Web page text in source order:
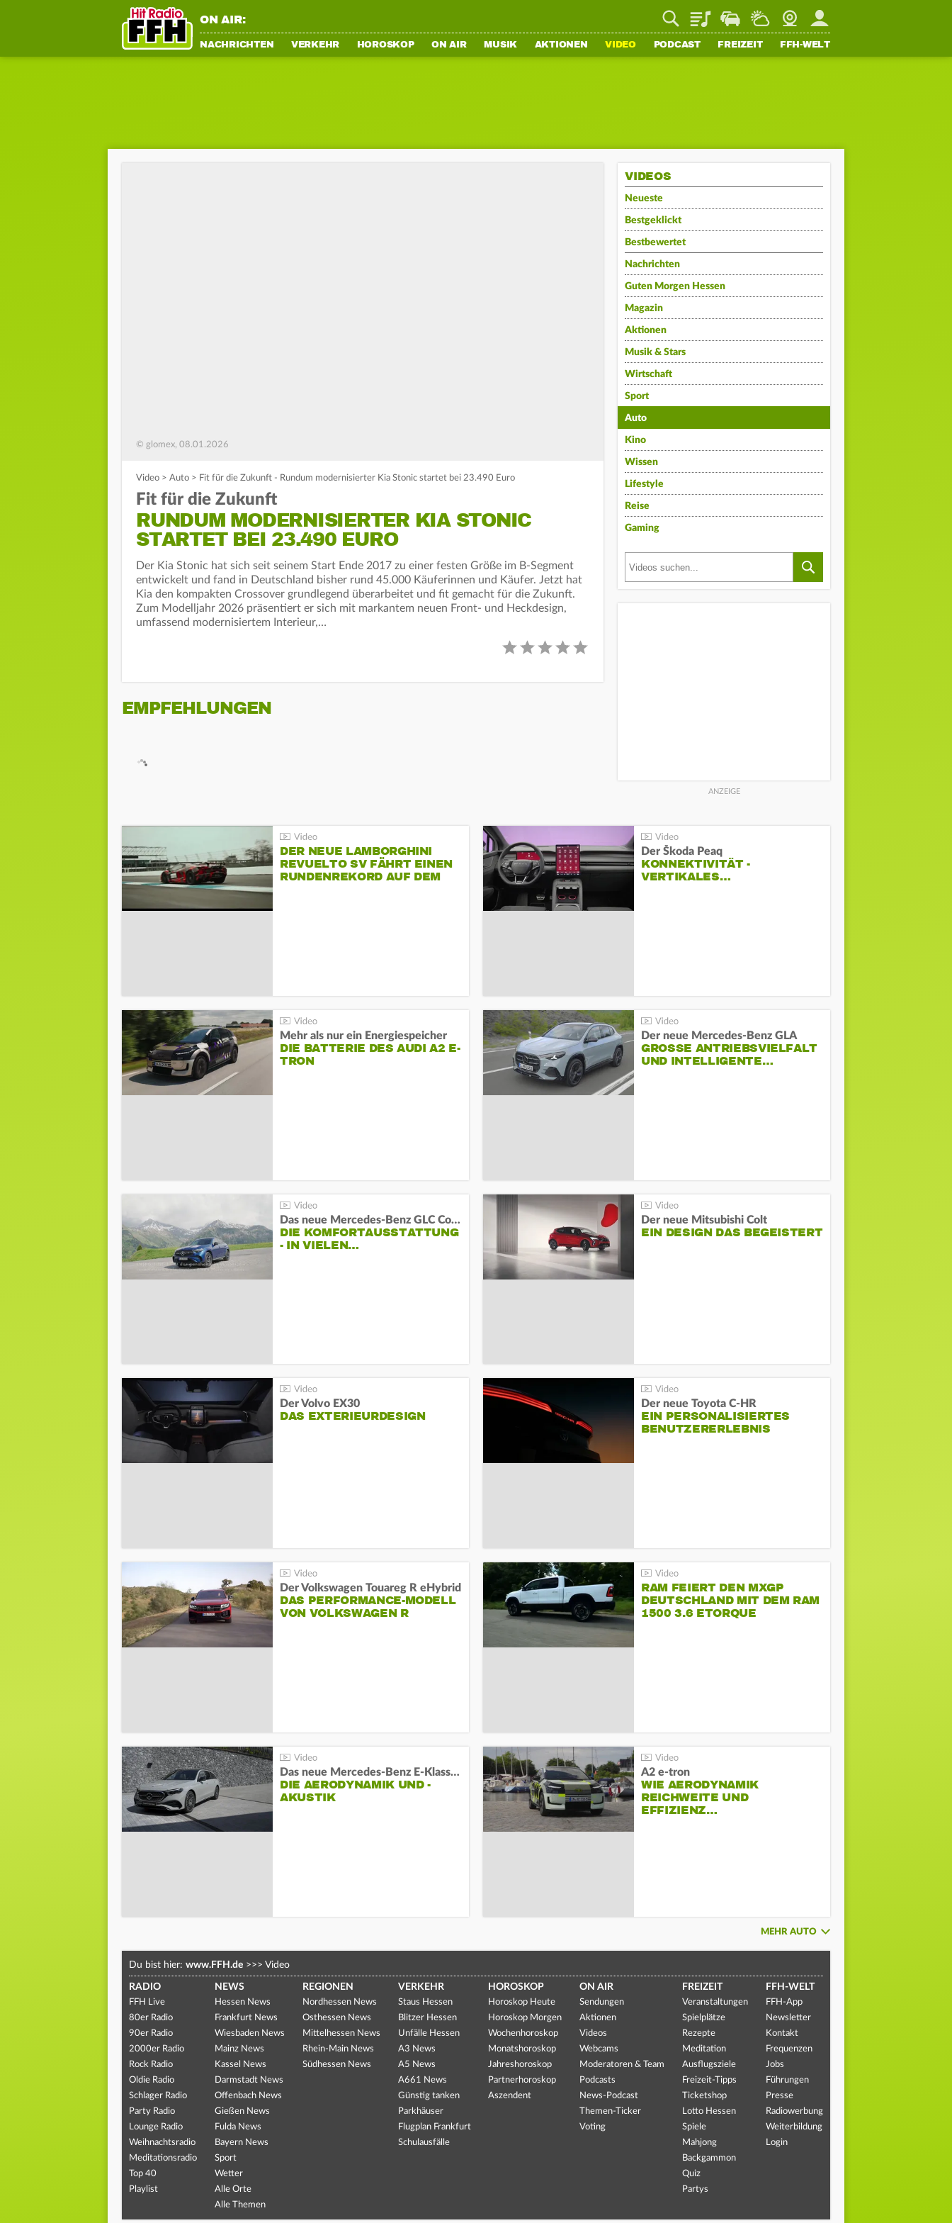
ON AIR: PlaylistStaupilotWetterWebcamMein FFH
NACHRICHTEN VERKEHR HOROSKOP ON AIR MUSIK AKTIONEN VIDEO PODCAST FREIZEIT FFH-WELT
© glomex, 08.01.2026
Video > Auto > Fit für die Zukunft - Rundum modernisierter Kia Stonic startet bei 23.490 Euro
Fit für die Zukunft
RUNDUM MODERNISIERTER KIA STONIC
STARTET BEI 23.490 EURO
Der Kia Stonic hat sich seit seinem Start Ende 2017 zu einer festen Größe im B-Segment
entwickelt und fand in Deutschland bisher rund 45.000 Käuferinnen und Käufer. Jetzt hat
Kia den kompakten Crossover grundlegend überarbeitet und fit gemacht für die Zukunft.
Zum Modelljahr 2026 präsentiert er sich mit markantem neuen Front- und Heckdesign,
umfassend modernisiertem Interieur,…
EMPFEHLUNGEN
VIDEOS
Neueste
Bestgeklickt
Bestbewertet
Nachrichten
Guten Morgen Hessen
Magazin
Aktionen
Musik & Stars
Wirtschaft
Sport
Auto
Kino
Wissen
Lifestyle
Reise
Gaming
DER NEUE LAMBORGHINI
REVUELTO SV FÄHRT EINEN
RUNDENREKORD AUF DEM
Der Škoda Peaq
KONNEKTIVITÄT -
VERTIKALES…
Mehr als nur ein Energiespeicher
DIE BATTERIE DES AUDI A2 E-
TRON
Der neue Mercedes-Benz GLA
GROSSE ANTRIEBSVIELFALT U
ND INTELLIGENTE…
Das neue Mercedes-Benz GLC Coupé
DIE KOMFORTAUSSTATTUNG
- IN VIELEN…
Der neue Mitsubishi Colt
EIN DESIGN DAS BEGEISTERT
Der Volvo EX30
DAS EXTERIEURDESIGN
Der neue Toyota C-HR
EIN PERSONALISIERTES
BENUTZERERLEBNIS
Der Volkswagen Touareg R eHybrid
DAS PERFORMANCE-MODELL
VON VOLKSWAGEN R
RAM FEIERT DEN MXGP
DEUTSCHLAND MIT DEM RAM
1500 3.6 ETORQUE
Das neue Mercedes-Benz E-Klasse T-Modell
DIE AERODYNAMIK UND -
AKUSTIK
A2 e-tron
WIE AERODYNAMIK
REICHWEITE UND
EFFIZIENZ…
MEHR AUTO
Du bist hier: www.FFH.de >>> Video
RADIO
FFH Live
80er Radio
90er Radio
2000er Radio
Rock Radio
Oldie Radio
Schlager Radio
Party Radio
Lounge Radio
Weihnachtsradio
Meditationsradio
Top 40
Playlist
NEWS
Hessen News
Frankfurt News
Wiesbaden News
Mainz News
Kassel News
Darmstadt News
Offenbach News
Gießen News
Fulda News
Bayern News
Sport
Wetter
Alle Orte
Alle Themen
REGIONEN
Nordhessen News
Osthessen News
Mittelhessen News
Rhein-Main News
Südhessen News
VERKEHR
Staus Hessen
Blitzer Hessen
Unfälle Hessen
A3 News
A5 News
A661 News
Günstig tanken
Parkhäuser
Flugplan Frankfurt
Schulausfälle
HOROSKOP
Horoskop Heute
Horoskop Morgen
Wochenhoroskop
Monatshoroskop
Jahreshoroskop
Partnerhoroskop
Aszendent
ON AIR
Sendungen
Aktionen
Videos
Webcams
Moderatoren & Team
Podcasts
News-Podcast
Themen-Ticker
Voting
FREIZEIT
Veranstaltungen
Spielplätze
Rezepte
Meditation
Ausflugsziele
Freizeit-Tipps
Ticketshop
Lotto Hessen
Spiele
Mahjong
Backgammon
Quiz
Partys
FFH-WELT
FFH-App
Newsletter
Kontakt
Frequenzen
Jobs
Führungen
Presse
Radiowerbung
Weiterbildung
Login